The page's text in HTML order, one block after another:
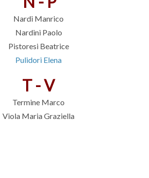
Nardi Manrico
Nardini Paolo
Pistoresi Beatrice
Pulidori Elena
T - V
Termine Marco
Viola Maria Graziella